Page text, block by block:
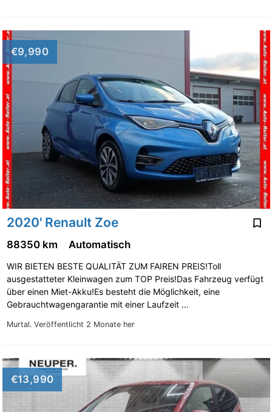
€9,990
2020' Renault Zoe
Murtal. Veröffentlicht 2 Monate her
88350 km Automatisch
WIR BIETEN BESTE QUALITÄT ZUM FAIREN PREIS!Toll
ausgestatteter Kleinwagen zum TOP Preis!Das Fahrzeug verfügt
über einen Miet-Akku!Es besteht die Möglichkeit, eine
Gebrauchtwagengarantie mit einer Laufzeit …
€13,990